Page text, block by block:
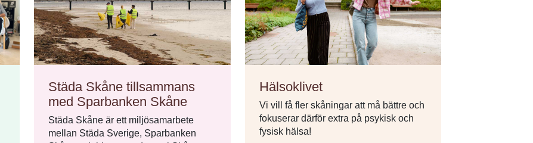
Städa Skåne tillsammans
med Sparbanken Skåne
Städa Skåne är ett miljösamarbete
mellan Städa Sverige, Sparbanken
Hälsoklivet
Vi vill få fler skåningar att må bättre och
fokuserar därför extra på psykisk och
fysisk hälsa!